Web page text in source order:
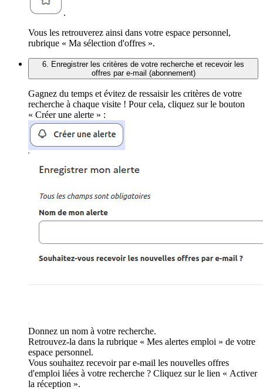
.
Vous les retrouverez ainsi dans votre espace personnel,
rubrique « Ma sélection d'offres ».
6. Enregistrer les critères de votre recherche et recevoir les
offres par e-mail (abonnement)
Gagnez du temps et évitez de ressaisir les critères de votre
recherche à chaque visite ! Pour cela, cliquez sur le bouton
« Créer une alerte » :
Donnez un nom à votre recherche.
Retrouvez-la dans la rubrique « Mes alertes emploi » de votre
espace personnel.
Vous souhaitez recevoir par e-mail les nouvelles offres
d'emploi liées à votre recherche ? Cliquez sur le lien « Activer
la réception ».